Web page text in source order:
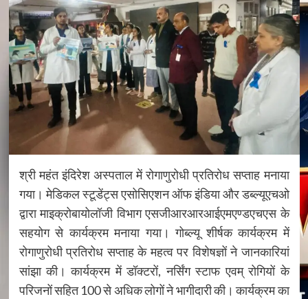
श्री महंत इंदिरेश अस्पताल में रोगाणुरोधी प्रतिरोध सप्ताह मनाया
गया। मेडिकल स्टूडेंट्स एसोसिएशन ऑफ इंडिया और डब्ल्यूएचओ
द्वारा माइक्रोबायोलॉजी विभाग एसजीआरआरआईएमएण्डएचएस के
सहयोग से कार्यक्रम मनाया गया। गोब्ल्यू शीर्षक कार्यक्रम में
रोगाणुरोधी प्रतिरोध सप्ताह के महत्व पर विशेषज्ञों ने जानकारियां
सांझा की। कार्यक्रम में डॉक्टरों, नर्सिंग स्टाफ एवम् रोगियों के
परिजनों सहित 100 से अधिक लोगों ने भागीदारी की। कार्यक्रम का